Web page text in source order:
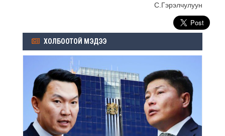
С.Гэрэлчулуун
ХОЛБООТОЙ МЭДЭЭ